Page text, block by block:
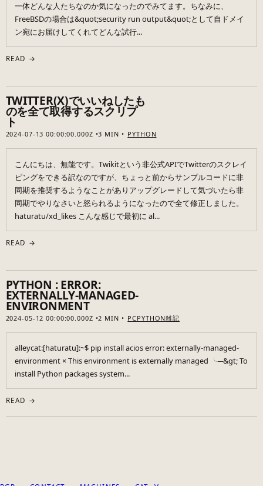
一体どんな人たちなのか気になったのでみてます。ちなみに、
FreeBSDの場合は&quot;security run output&quot;として自ドメイ
ン宛にお届けしてくれてどんな試行...
READ →
TWITTER(X)でいいねしたも
のを全て取得するスクリプ
ト
2024-07-13 00:00:00.000Z 3 MIN PYTHON
こんにちは、無能です。Twikitという非公式APIでTwitterのスクレイ
ピングをできる訳なのですが、ちょっと前からサンプルコードに非
同期を推奨するようなことがありアップグレードして気づいたら非
同期でやりなさいと怒られるようになったので全て修正しました。
haturatu/xd_likes こんな感じで最初に al...
READ →
PYTHON : ERROR:
EXTERNALLY-MANAGED-
ENVIRONMENT
2024-05-12 00:00:00.000Z 2 MIN PCPYTHON雑記
alleycat:[haturatu]:~$ pip install acios error: externally-managed-
environment × This environment is externally managed ╰─&gt; To
install Python packages system...
READ →